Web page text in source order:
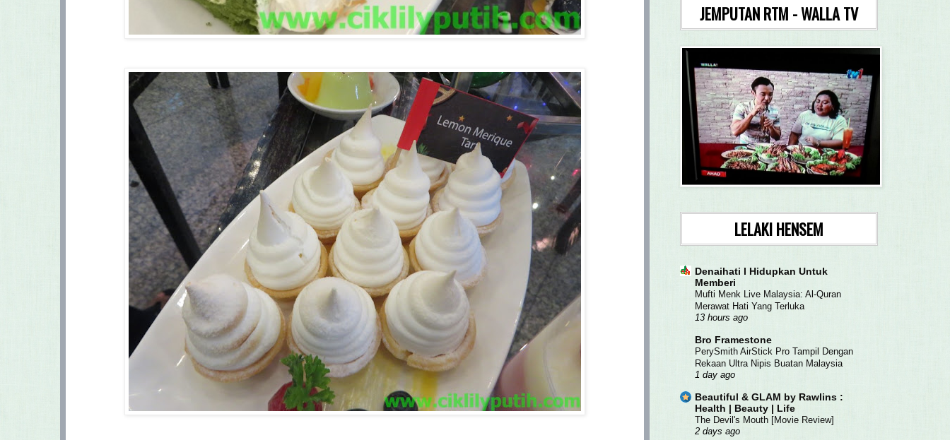
JEMPUTAN RTM - WALLA TV
LELAKI HENSEM
Denaihati l Hidupkan Untuk
Memberi
Mufti Menk Live Malaysia: Al-Quran
Merawat Hati Yang Terluka
13 hours ago
Bro Framestone
PerySmith AirStick Pro Tampil Dengan
Rekaan Ultra Nipis Buatan Malaysia
1 day ago
Beautiful & GLAM by Rawlins :
Health | Beauty | Life
The Devil's Mouth [Movie Review]
2 days ago